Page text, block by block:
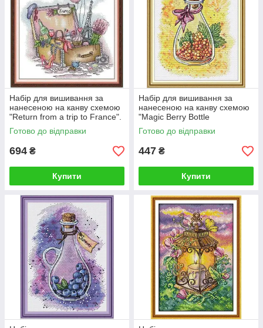
Набір для вишивання за
нанесеною на канву схемою
"Return from a trip to France".
AIDA 14CT printed 38*43 см
Готово до відправки
694 ₴
Купити
Набір для вишивання за
нанесеною на канву схемою
"Magic Berry Bottle
Cloudberry". AIDA 14CT
printed 22*30 см
Готово до відправки
447 ₴
Купити